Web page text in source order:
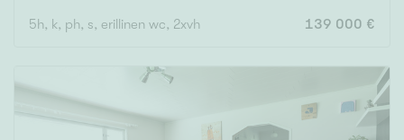
5h, k, ph, s, erillinen wc, 2xvh 139 000 €